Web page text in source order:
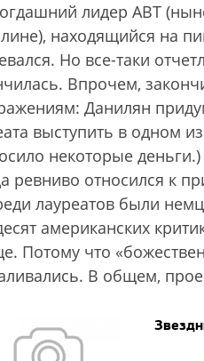
лидер ABT
находящийся на
Но все-таки
Впрочем,
Данилян
выступить в одном
некоторые
ревниво относился к
лауреатов были
американских
Потому что
В общем,